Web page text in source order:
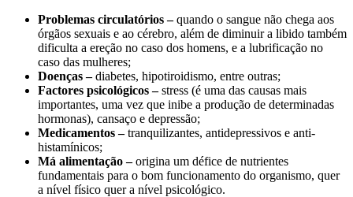
Problemas circulatórios –quando o sangue não chega aos
órgãos sexuais e ao cérebro, além de diminuir a libido também
dificulta a ereção no caso dos homens, e a lubrificação no
caso das mulheres;
Doenças –diabetes, hipotiroidismo, entre outras;
Factores psicológicos –stress (é uma das causas mais
importantes, uma vez que inibe a produção de determinadas
hormonas), cansaço e depressão;
Medicamentos –tranquilizantes, antidepressivos e anti-
histamínicos;
Má alimentação –origina um défice de nutrientes
fundamentais para o bom funcionamento do organismo, quer
a nível físico quer a nível psicológico.